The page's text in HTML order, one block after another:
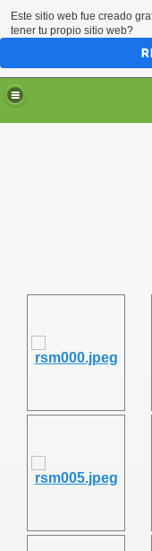
Este sitio web fue creado
tener tu propio sitio web?